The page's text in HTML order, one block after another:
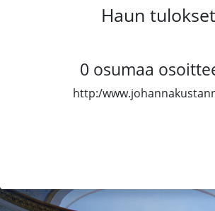
Haun tulokset
0 osumaa
http:/